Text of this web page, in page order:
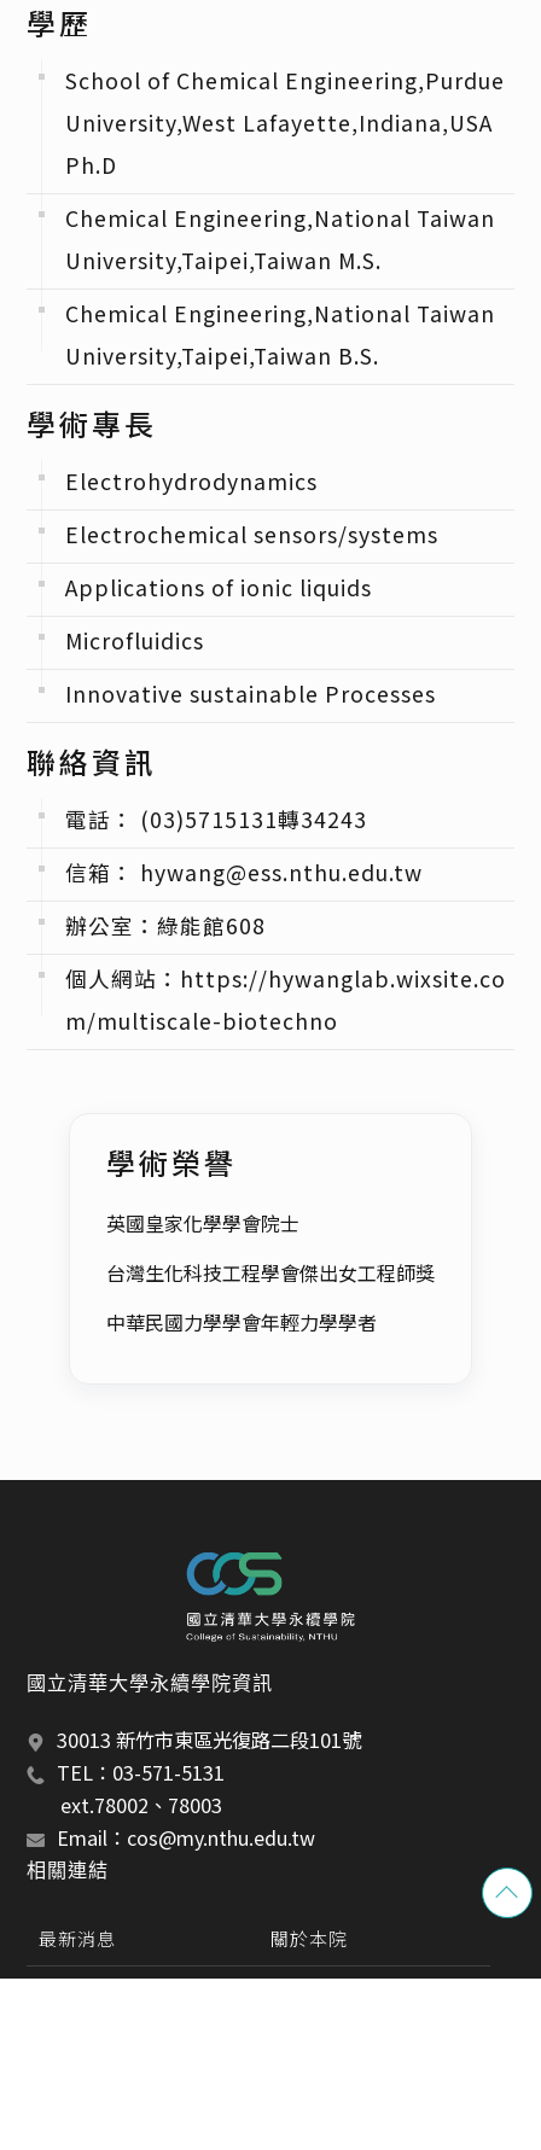
學歷
School of Chemical Engineering,Purdue
University,West Lafayette,Indiana,USA
Ph.D
Chemical Engineering,National Taiwan
University,Taipei,Taiwan M.S.
Chemical Engineering,National Taiwan
University,Taipei,Taiwan B.S.
學術專長
Electrohydrodynamics
Electrochemical sensors/systems
Applications of ionic liquids
Microfluidics
Innovative sustainable Processes
聯絡資訊
電話： (03)5715131轉34243
信箱： hywang@ess.nthu.edu.tw
辦公室：綠能館608
個人網站：https://hywanglab.wixsite.co
m/multiscale-biotechno
學術榮譽
英國皇家化學學會院士
台灣生化科技工程學會傑出女工程師獎
中華民國力學學會年輕力學學者
國立清華大學永續學院資訊
30013 新竹市東區光復路二段101號
TEL：03-571-5131
ext.78002、78003
Email：cos@my.nthu.edu.tw
相關連結
最新消息 關於本院